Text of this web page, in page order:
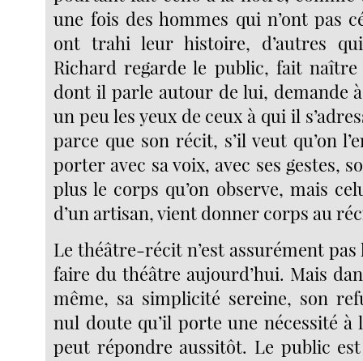
une fois des hommes qui n’ont pas
ont trahi leur histoire, d’autres
Richard regarde le public, fait naître
dont il parle autour de lui, demande à
un peu les yeux de ceux à qui il
parce que son récit, s’il veut qu’on
porter avec sa voix, avec ses gestes,
plus le corps qu’on observe, mais
d’un artisan, vient donner corps au
Le théâtre-récit n’est assurément pas
faire du théâtre aujourd’hui. Mais
même, sa simplicité sereine, son
nul doute qu’il porte une nécessité à
peut répondre aussitôt. Le public